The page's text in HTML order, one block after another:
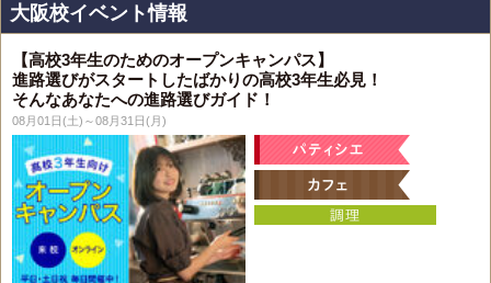
大阪校イベント情報
【高校3年生のためのオープンキャンパス】
進路選びがスタートしたばかりの高校3年生必見！
そんなあなたへの進路選びガイド！
08月01日(土)～08月31日(月)